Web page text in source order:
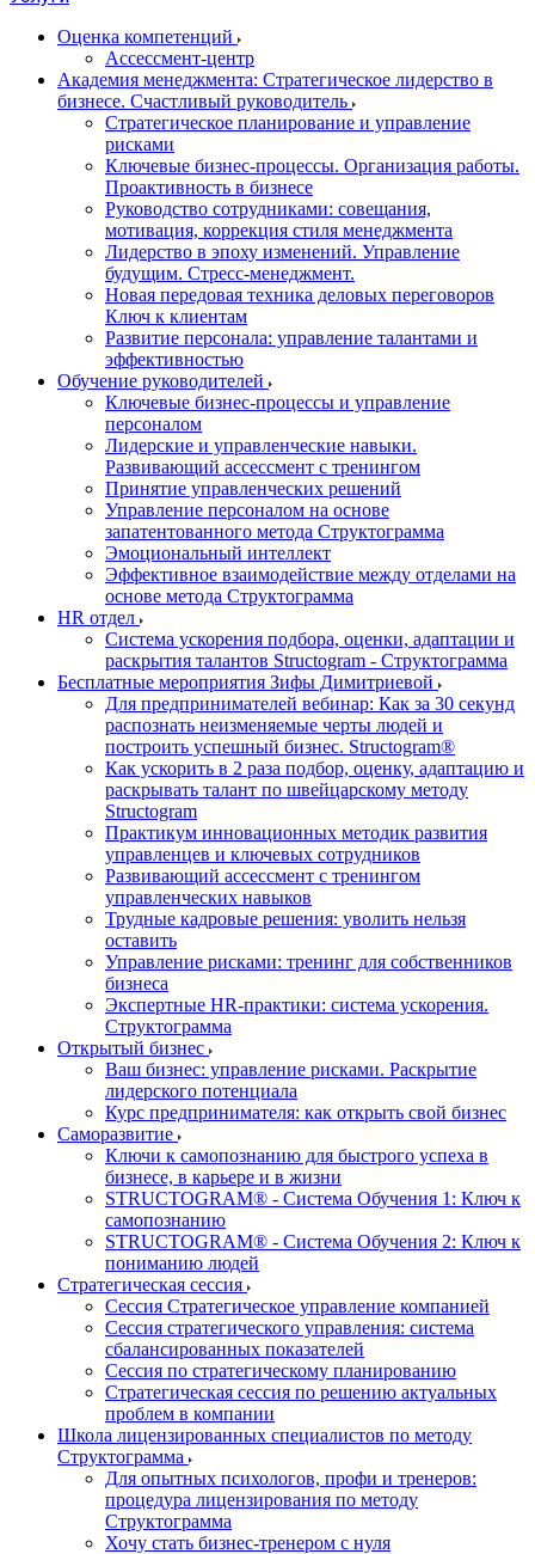
Оценка компетенций
Ассессмент-центр
Академия менеджмента: Стратегическое лидерство в
бизнесе. Счастливый руководитель
Стратегическое планирование и управление
рисками
Ключевые бизнес-процессы. Организация работы.
Проактивность в бизнесе
Руководство сотрудниками: совещания,
мотивация, коррекция стиля менеджмента
Лидерство в эпоху изменений. Управление
будущим. Стресс-менеджмент.
Новая передовая техника деловых переговоров
Ключ к клиентам
Развитие персонала: управление талантами и
эффективностью
Обучение руководителей
Ключевые бизнес-процессы и управление
персоналом
Лидерские и управленческие навыки.
Развивающий ассессмент с тренингом
Принятие управленческих решений
Управление персоналом на основе
запатентованного метода Структограмма
Эмоциональный интеллект
Эффективное взаимодействие между отделами на
основе метода Структограмма
HR отдел
Система ускорения подбора, оценки, адаптации и
раскрытия талантов Structogram - Структограмма
Бесплатные мероприятия Зифы Димитриевой
Для предпринимателей вебинар: Как за 30 секунд
распознать неизменяемые черты людей и
построить успешный бизнес. Structogram®
Как ускорить в 2 раза подбор, оценку, адаптацию и
раскрывать талант по швейцарскому методу
Structogram
Практикум инновационных методик развития
управленцев и ключевых сотрудников
Развивающий ассессмент с тренингом
управленческих навыков
Трудные кадровые решения: уволить нельзя
оставить
Управление рисками: тренинг для собственников
бизнеса
Экспертные HR-практики: система ускорения.
Структограмма
Открытый бизнес
Ваш бизнес: управление рисками. Раскрытие
лидерского потенциала
Курс предпринимателя: как открыть свой бизнес
Саморазвитие
Ключи к самопознанию для быстрого успеха в
бизнесе, в карьере и в жизни
STRUCTOGRAM® - Система Обучения 1: Ключ к
самопознанию
STRUCTOGRAM® - Система Обучения 2: Ключ к
пониманию людей
Стратегическая сессия
Сессия Стратегическое управление компанией
Сессия стратегического управления: система
сбалансированных показателей
Сессия по стратегическому планированию
Стратегическая сессия по решению актуальных
проблем в компании
Школа лицензированных специалистов по методу
Структограмма
Для опытных психологов, профи и тренеров:
процедура лицензирования по методу
Структограмма
Хочу стать бизнес-тренером с нуля